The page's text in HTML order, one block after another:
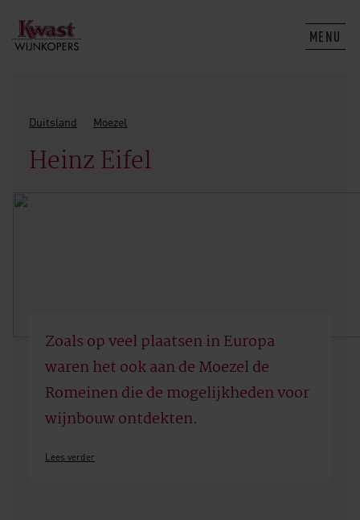
MENU
Duitsland Moezel
Heinz Eifel
Zoals op veel plaatsen in Europa
waren het ook aan de Moezel de
Romeinen die de mogelijkheden voor
wijnbouw ontdekten.
Lees verder